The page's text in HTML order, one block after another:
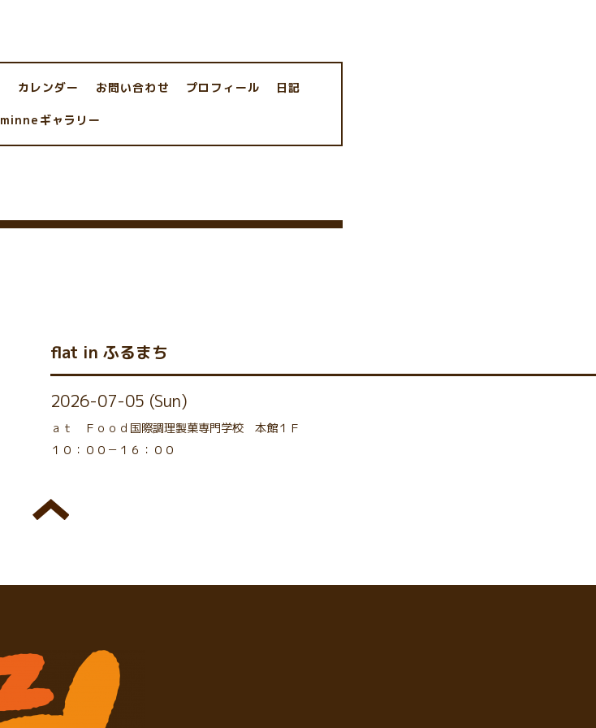
カレンダー お問い合わせ プロフィール 日記
minneギャラリー
flat in ふるまち
2026-07-05 (Sun)
ａｔ Ｆｏｏｄ国際調理製菓専門学校 本館１Ｆ
１０：００－１６：００